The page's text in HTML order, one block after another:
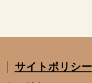
サイトポリシー